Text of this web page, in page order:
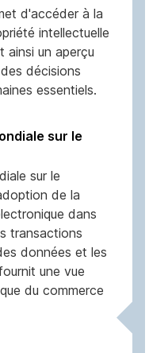
d'accéder à la
intellectuelle
ainsi un aperçu
décisions
essentiels.
sur le
sur le
de la
dans
transactions
données et les
une vue
du commerce